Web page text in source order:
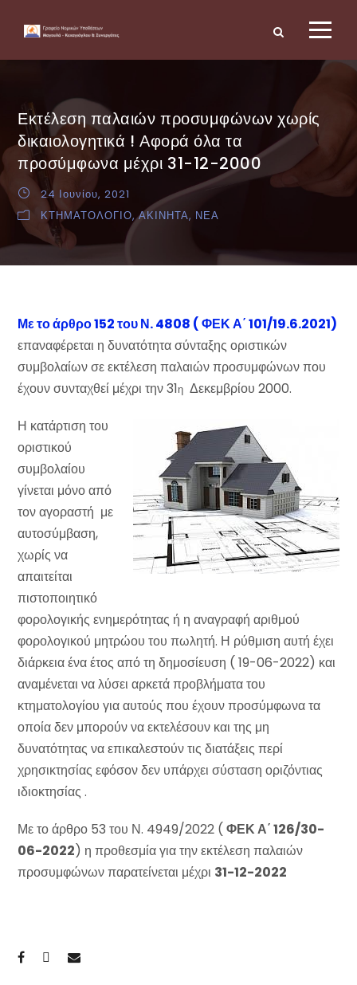
Εκτέλεση παλαιών προσυμφώνων χωρίς
δικαιολογητικά ! Αφορά όλα τα
προσύμφωνα μέχρι 31-12-2000
24 Ιουνίου, 2021
ΚΤΗΜΑΤΟΛΟΓΙΟ, ΑΚΙΝΗΤΑ, ΝΕΑ
Με το άρθρο 152 του Ν. 4808 ( ΦΕΚ Α΄ 101/19.6.2021)
επαναφέρεται η δυνατότητα σύνταξης οριστικών
συμβολαίων σε εκτέλεση παλαιών προσυμφώνων που
έχουν συνταχθεί μέχρι την 31η Δεκεμβρίου 2000.
Η κατάρτιση του
οριστικού
συμβολαίου
γίνεται μόνο από
τον αγοραστή με
αυτοσύμβαση,
χωρίς να
απαιτείται
πιστοποιητικό
φορολογικής ενημερότητας ή η αναγραφή αριθμού
φορολογικού μητρώου του πωλητή. Η ρύθμιση αυτή έχει
διάρκεια ένα έτος από τη δημοσίευση ( 19-06-2022) και
αναμένεται να λύσει αρκετά προβλήματα του
κτηματολογίου για αυτούς που έχουν προσύμφωνα τα
οποία δεν μπορούν να εκτελέσουν και της μη
δυνατότητας να επικαλεστούν τις διατάξεις περί
χρησικτησίας εφόσον δεν υπάρχει σύσταση οριζόντιας
ιδιοκτησίας .
Με το άρθρο 53 του Ν. 4949/2022 ( ΦΕΚ Α΄ 126/30-
06-2022) η προθεσμία για την εκτέλεση παλαιών
προσυμφώνων παρατείνεται μέχρι 31-12-2022